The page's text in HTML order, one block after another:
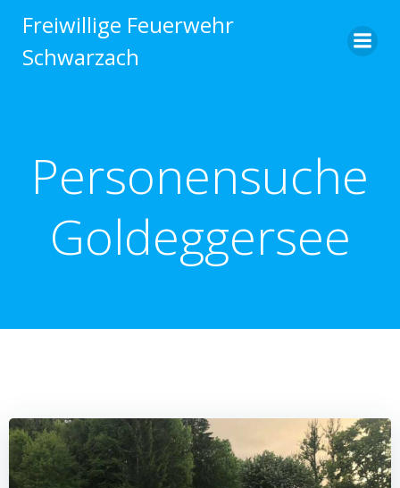
Inhalt
Freiwillige Feuerwehr
Schwarzach
Personensuche
Goldeggersee